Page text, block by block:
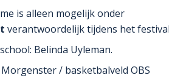
is alleen mogelijk onder
verantwoordelijk tijdens het
Belinda Uyleman.
/ basketbalveld OBS